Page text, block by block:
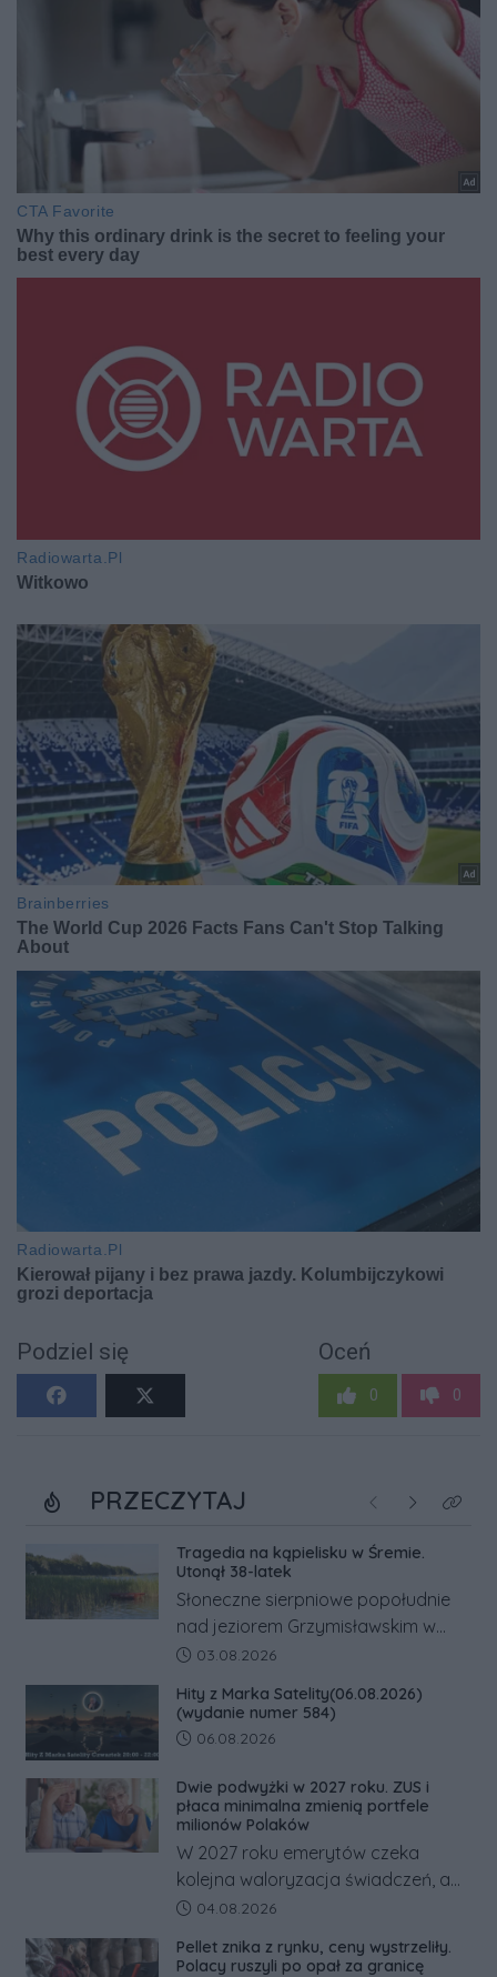
Podziel się Oceń
0 0
PRZECZYTAJ Poprzednie
NastępneKliknij
Tragedia na kąpielisku w Śremie.
Utonął 38-latek
Słoneczne sierpniowe popołudnie
nad jeziorem Grzymisławskim w
powiecie śremskim zakończyło się
odwrócić nawet natychmiastowe
działania służb ratunkowych.
Data dodania artykułu:
03.08.2026
Hity z Marka Satelity(06.08.2026)
(wydanie numer 584)
Data dodania artykułu:
06.08.2026
Dwie podwyżki w 2027 roku. ZUS i
płaca minimalna zmienią portfele
milionów Polaków
W 2027 roku emerytów czeka
kolejna waloryzacja świadczeń, a
pracowników podwyżka płacy
tym zmianom zyskają.
Data dodania artykułu:
04.08.2026
Pellet znika z rynku, ceny wystrzeliły.
Polacy ruszyli po opał za granicę